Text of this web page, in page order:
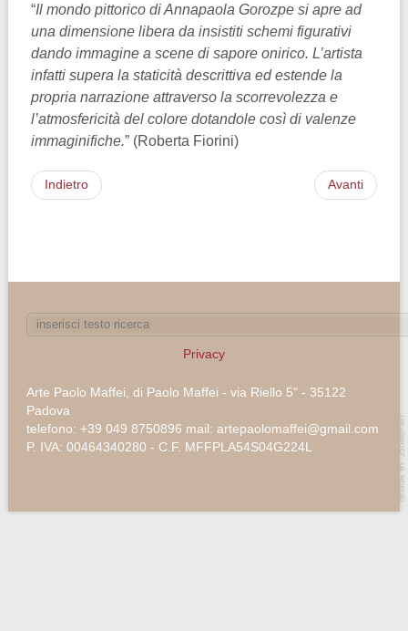
“Il mondo pittorico di Annapaola Gorozpe si apre ad
una dimensione libera da insistiti schemi figurativi
dando immagine a scene di sapore onirico. L’artista
infatti supera la staticità descrittiva ed estende la
propria narrazione attraverso la scorrevolezza e
l’atmosfericità del colore dotandole così di valenze
immaginifiche.” (Roberta Fiorini)
Indietro Avanti
Privacy
Arte Paolo Maffei, di Paolo Maffei - via Riello 5" - 35122
Padova
telefono: +39 049 8750896 mail: artepaolomaffei@gmail.com
P. IVA: 00464340280 - C.F. MFFPLA54S04G224L